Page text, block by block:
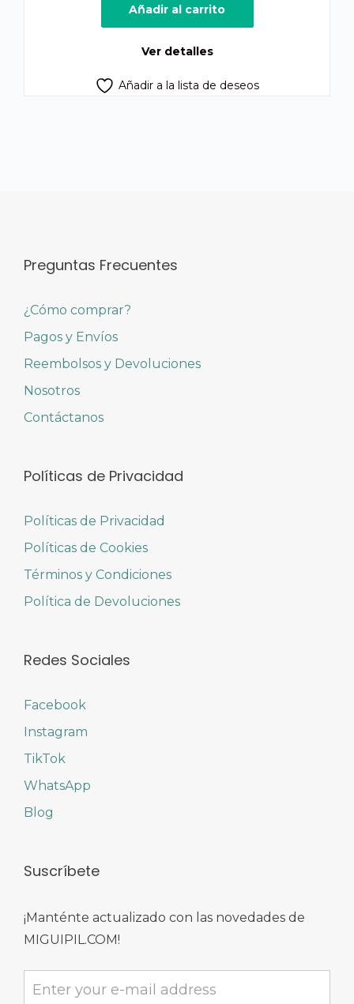
original
era:
actual
es:
Añadir al carrito
Ver detalles
Añadir a la lista de deseos
Preguntas Frecuentes
¿Cómo comprar?
Pagos y Envíos
Reembolsos y Devoluciones
Nosotros
Contáctanos
Políticas de Privacidad
Políticas de Privacidad
Políticas de Cookies
Términos y Condiciones
Política de Devoluciones
Redes Sociales
Facebook
Instagram
TikTok
WhatsApp
Blog
Suscríbete
¡Manténte actualizado con las novedades de
MIGUIPIL.COM!